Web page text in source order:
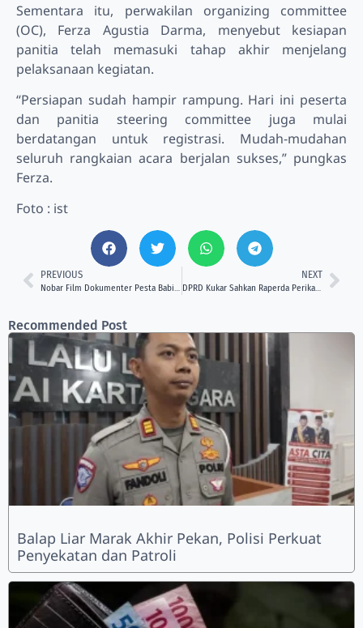
Sementara itu, perwakilan organizing committee
(OC), Ferza Agustia Darma, menyebut kesiapan
panitia telah memasuki tahap akhir menjelang
pelaksanaan kegiatan.
“Persiapan sudah hampir rampung. Hari ini peserta
dan panitia steering committee juga mulai
berdatangan untuk registrasi. Mudah-mudahan
seluruh rangkaian acara berjalan sukses,” pungkas
Ferza.
Foto : ist
PREVIOUS
Nobar Film Dokumenter Pesta Babi di Unikarta Soroti Ancaman Lingkungan dan Hak Masyarakat Adat
NEXT
DPRD Kukar Sahkan Raperda Perikanan Air Tawar dan Pelestarian Bahasa Kutai
Recommended Post
Balap Liar Marak Akhir Pekan, Polisi Perkuat
Penyekatan dan Patroli